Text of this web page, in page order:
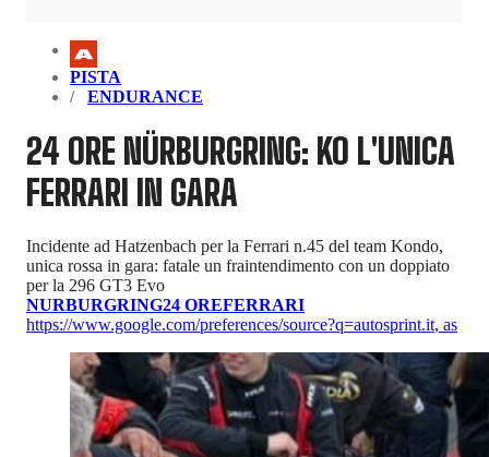
PISTA
ENDURANCE
24 ORE NÜRBURGRING: KO L'UNICA
FERRARI IN GARA
Incidente ad Hatzenbach per la Ferrari n.45 del team Kondo,
unica rossa in gara: fatale un fraintendimento con un doppiato
per la 296 GT3 Evo
NURBURGRING24 OREFERRARI
https://www.google.com/preferences/source?q=autosprint.it, as